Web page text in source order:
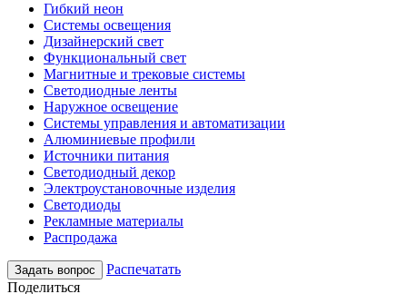
Гибкий неон
Системы освещения
Дизайнерский свет
Функциональный свет
Магнитные и трековые системы
Светодиодные ленты
Наружное освещение
Системы управления и автоматизации
Алюминиевые профили
Источники питания
Светодиодный декор
Электроустановочные изделия
Светодиоды
Рекламные материалы
Распродажа
Задать вопрос
Распечатать
Поделиться